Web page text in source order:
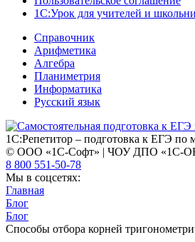
1С:Урок для учителей и
Справочник
Арифметика
Алгебра
Планиметрия
Информатика
Русский язык
1С:Репетитор – подготовка к ЕГЭ по
© ООО «1С-Софт» | ЧОУ ДПО «1С-
8 800 551-50-78
Мы в соцсетях:
Главная
Блог
Блог
Способы отбора корней